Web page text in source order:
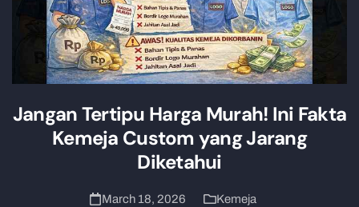
Jangan Tertipu Harga Murah! Ini Fakta
Kemeja Custom yang Jarang
Diketahui
March 18, 2026 Kemeja